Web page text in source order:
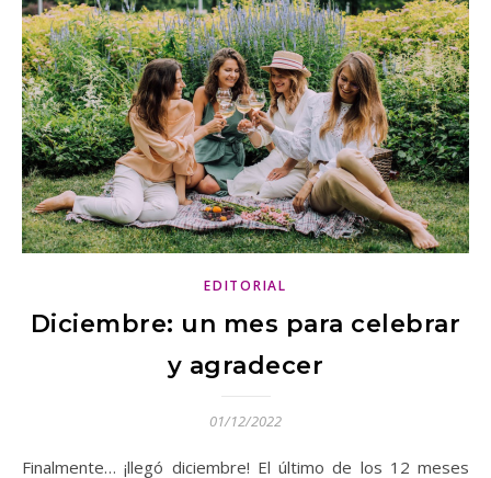
EDITORIAL
Diciembre: un mes para celebrar
y agradecer
01/12/2022
Finalmente… ¡llegó diciembre! El último de los 12 meses